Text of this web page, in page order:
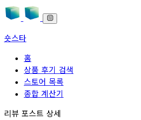
숏스타
홈
상품 후기 검색
스토어 목록
종합 계산기
본문으로 바로가기
리뷰 포스트 상세